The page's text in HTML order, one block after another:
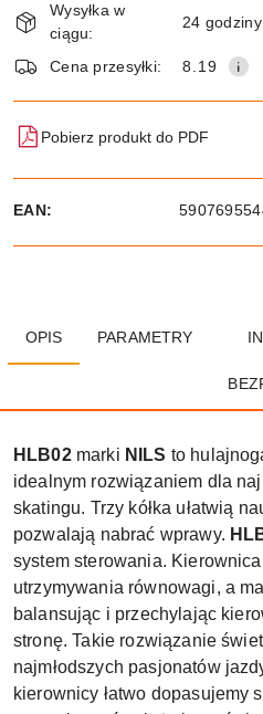
i
dostawa
Wysyłka w
ciągu:
24 godziny
Cena przesyłki: 8.19
Pobierz produkt do PDF
EAN:
OPIS PARAMETRY
HLB02marki NILS to
idealnym rozwiązaniem dla
skatingu. Trzy kółka ułatwią
pozwalają nabrać wprawy.
system sterowania. Kierownica
utrzymywania równowagi, a
balansując i przechylając
stronę. Takie rozwiązanie
najmłodszych pasjonatów
kierownicy łatwo dopasujemy